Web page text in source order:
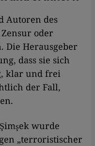
Autoren des
oder
Die Herausgeber
dass sie sich
klar und frei
der Fall,
wurde
„terroristischer